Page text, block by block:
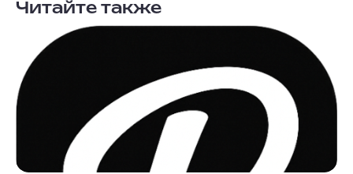
Читайте также